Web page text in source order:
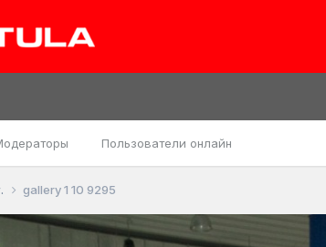
Пользователи онлайн
gallery 1 10 9295